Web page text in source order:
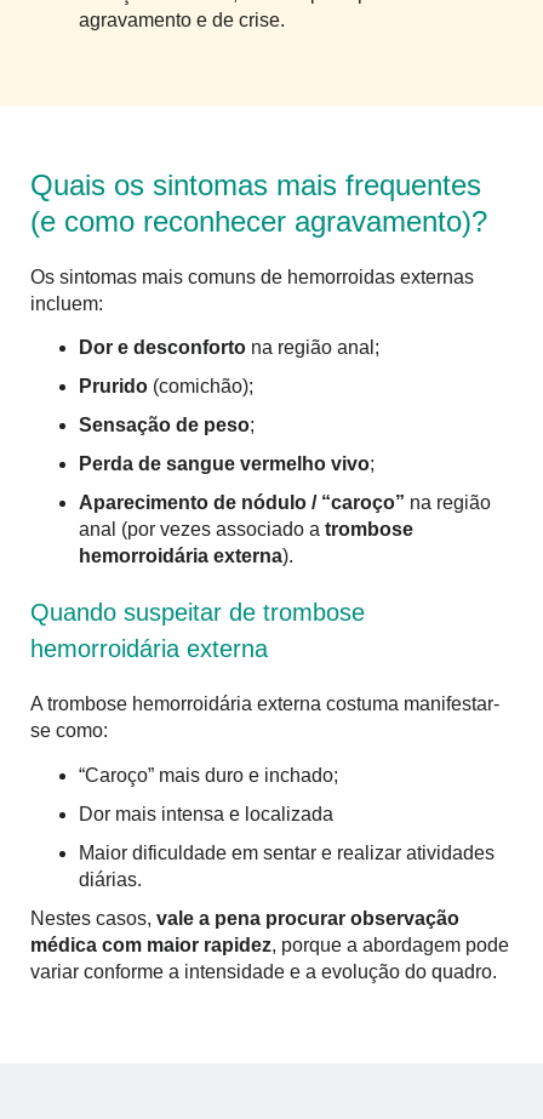
agravamento e de crise.
Quais os sintomas mais frequentes
(e como reconhecer agravamento)?
Os sintomas mais comuns de hemorroidas externas
incluem:
Dor e desconforto na região anal;
Prurido (comichão);
Sensação de peso;
Perda de sangue vermelho vivo;
Aparecimento de nódulo / “caroço” na região
anal (por vezes associado a trombose
hemorroidária externa).
Quando suspeitar de trombose
hemorroidária externa
A trombose hemorroidária externa costuma manifestar-
se como:
“Caroço” mais duro e inchado;
Dor mais intensa e localizada
Maior dificuldade em sentar e realizar atividades
diárias.
Nestes casos, vale a pena procurar observação
médica com maior rapidez, porque a abordagem pode
variar conforme a intensidade e a evolução do quadro.